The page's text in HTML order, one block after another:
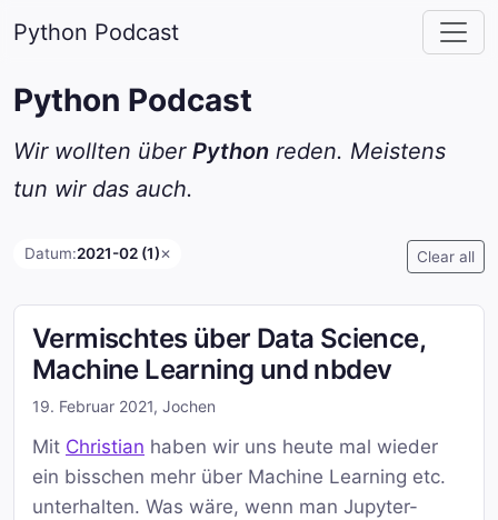
Python Podcast
Python Podcast
Wir wollten über Python reden. Meistens
tun wir das auch.
Datum:2021-02 (1)✕ Clear all
Vermischtes über Data Science,
Machine Learning und nbdev
19. Februar 2021, Jochen
Mit Christian haben wir uns heute mal wieder
ein bisschen mehr über Machine Learning etc.
unterhalten. Was wäre, wenn man Jupyter-